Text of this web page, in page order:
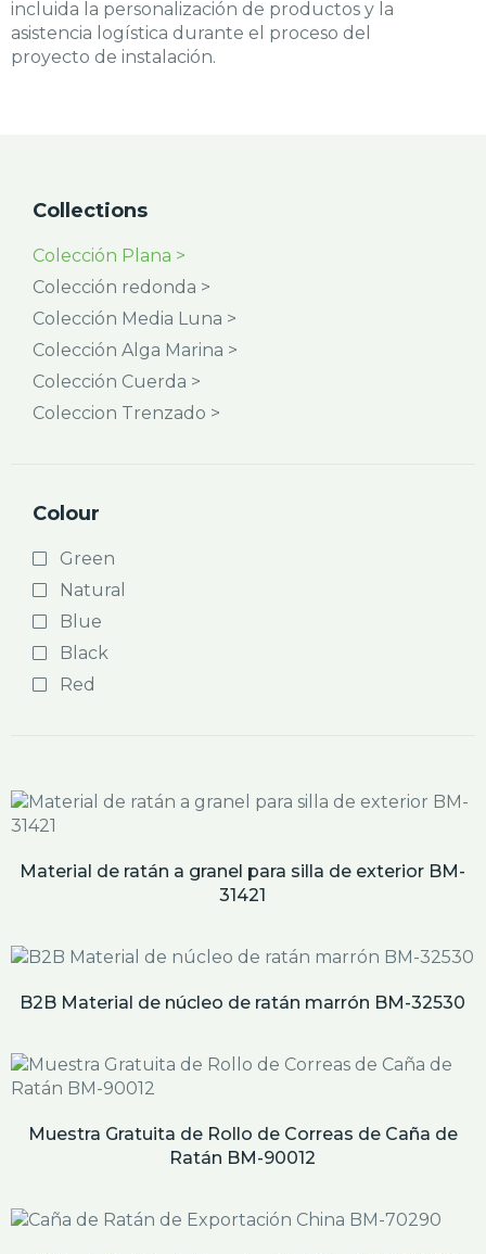
incluida la personalización de productos y la
asistencia logística durante el proceso del
proyecto de instalación.
Collections
Colección Plana >
Colección redonda >
Colección Media Luna >
Colección Alga Marina >
Colección Cuerda >
Coleccion Trenzado >
Colour
Green
Natural
Blue
Black
Red
Material de ratán a granel para silla de exterior BM-
31421
B2B Material de núcleo de ratán marrón BM-32530
Muestra Gratuita de Rollo de Correas de Caña de
Ratán BM-90012